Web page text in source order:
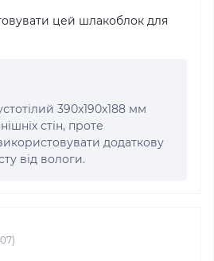
цей шлакоблок для
390x190x188 мм
стін, проте
додаткову
від вологи.